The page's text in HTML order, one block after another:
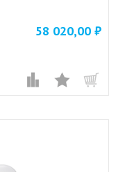
58 020,00 ₽